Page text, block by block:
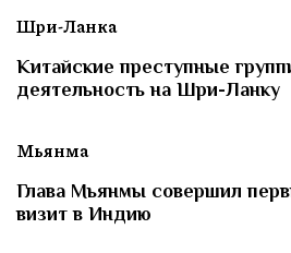
Шри-Ланка
Китайские преступные
деятельность на Шри-Ланку
Мьянма
Глава Мьянмы совершил
визит в Индию